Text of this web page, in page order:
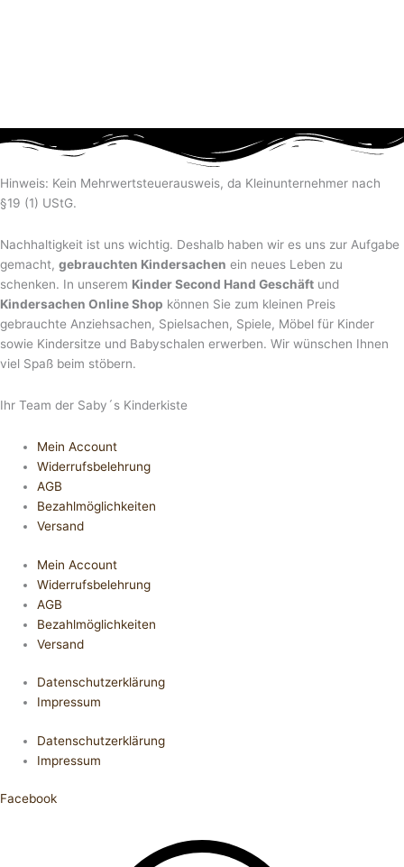
Hinweis: Kein Mehrwertsteuerausweis, da Kleinunternehmer nach
§19 (1) UStG.
Nachhaltigkeit ist uns wichtig. Deshalb haben wir es uns zur Aufgabe
gemacht, gebrauchten Kindersachen ein neues Leben zu
schenken. In unserem Kinder Second Hand Geschäft und
Kindersachen Online Shop können Sie zum kleinen Preis
gebrauchte Anziehsachen, Spiel­sachen, Spiele, Möbel für Kinder
sowie Kindersitze und Babyschalen erwerben. Wir wünschen Ihnen
viel Spaß beim stöbern.
Ihr Team der Saby´s Kinderkiste
Mein Account
Widerrufsbelehrung
AGB
Bezahlmöglichkeiten
Versand
Mein Account
Widerrufsbelehrung
AGB
Bezahlmöglichkeiten
Versand
Datenschutzerklärung
Impressum
Datenschutzerklärung
Impressum
Facebook